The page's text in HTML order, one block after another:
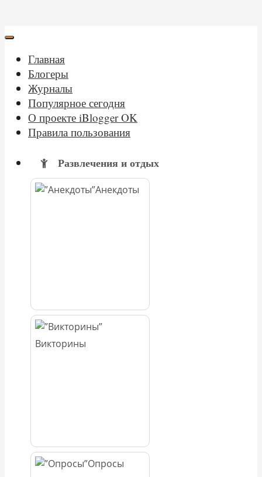
Главная
Блогеры
Журналы
Популярное сегодня
О проекте iBlogger OK
Правила пользования
Развлечения и отдых
Анекдоты
Викторины
Опросы